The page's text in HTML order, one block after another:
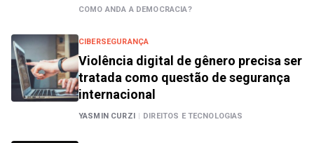
COMO ANDA A DEMOCRACIA?
CIBERSEGURANÇA
Violência digital de gênero precisa ser
tratada como questão de segurança
internacional
YASMIN CURZI | DIREITOS E TECNOLOGIAS